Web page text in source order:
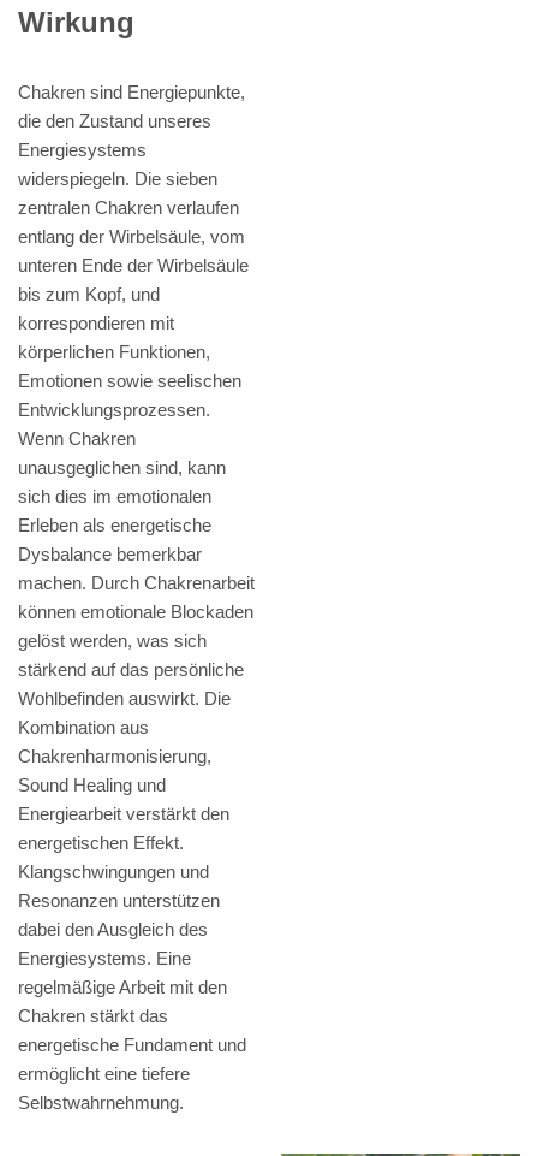
Wirkung
Chakren sind Energiepunkte,
die den Zustand unseres
Energiesystems
widerspiegeln. Die sieben
zentralen Chakren verlaufen
entlang der Wirbelsäule, vom
unteren Ende der Wirbelsäule
bis zum Kopf, und
korrespondieren mit
körperlichen Funktionen,
Emotionen sowie seelischen
Entwicklungsprozessen.
Wenn Chakren
unausgeglichen sind, kann
sich dies im emotionalen
Erleben als energetische
Dysbalance bemerkbar
machen. Durch Chakrenarbeit
können emotionale Blockaden
gelöst werden, was sich
stärkend auf das persönliche
Wohlbefinden auswirkt. Die
Kombination aus
Chakrenharmonisierung,
Sound Healing und
Energiearbeit verstärkt den
energetischen Effekt.
Klangschwingungen und
Resonanzen unterstützen
dabei den Ausgleich des
Energiesystems. Eine
regelmäßige Arbeit mit den
Chakren stärkt das
energetische Fundament und
ermöglicht eine tiefere
Selbstwahrnehmung.